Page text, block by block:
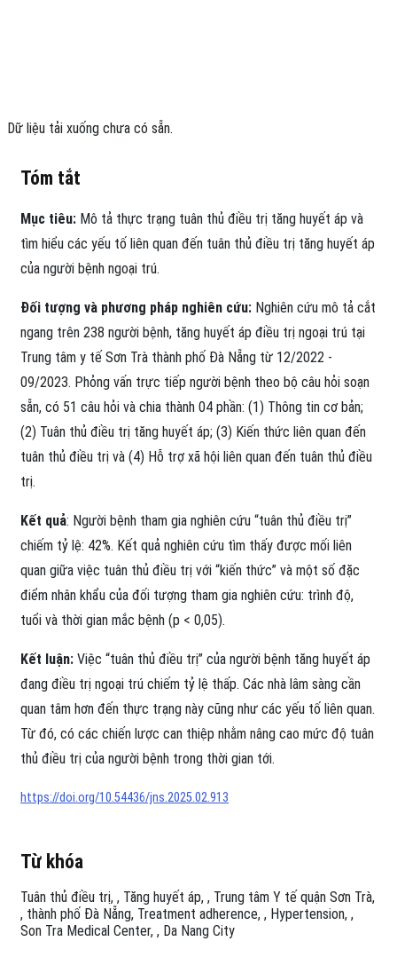
Dữ liệu tải xuống chưa có sẵn.
Tóm tắt
Mục tiêu: Mô tả thực trạng tuân thủ điều trị tăng huyết áp và
tìm hiểu các yếu tố liên quan đến tuân thủ điều trị tăng huyết áp
của người bệnh ngoại trú.
Đối tượng và phương pháp nghiên cứu: Nghiên cứu mô tả cắt
ngang trên 238 người bệnh, tăng huyết áp điều trị ngoại trú tại
Trung tâm y tế Sơn Trà thành phố Đà Nẵng từ 12/2022 -
09/2023. Phỏng vấn trực tiếp người bệnh theo bộ câu hỏi soạn
sẵn, có 51 câu hỏi và chia thành 04 phần: (1) Thông tin cơ bản;
(2) Tuân thủ điều trị tăng huyết áp; (3) Kiến thức liên quan đến
tuân thủ điều trị và (4) Hỗ trợ xã hội liên quan đến tuân thủ điều
trị.
Kết quả: Người bệnh tham gia nghiên cứu “tuân thủ điều trị”
chiếm tỷ lệ: 42%. Kết quả nghiên cứu tìm thấy được mối liên
quan giữa việc tuân thủ điều trị với “kiến thức” và một số đặc
điểm nhân khẩu của đối tượng tham gia nghiên cứu: trình độ,
tuổi và thời gian mắc bệnh (p < 0,05).
Kết luận: Việc “tuân thủ điều trị” của người bệnh tăng huyết áp
đang điều trị ngoại trú chiếm tỷ lệ thấp. Các nhà lâm sàng cần
quan tâm hơn đến thực trạng này cũng như các yếu tố liên quan.
Từ đó, có các chiến lược can thiệp nhằm nâng cao mức độ tuân
thủ điều trị của người bệnh trong thời gian tới.
https://doi.org/10.54436/jns.2025.02.913
Từ khóa
Tuân thủ điều trị , Tăng huyết áp , Trung tâm Y tế quận Sơn Trà
, thành phố Đà Nẵng Treatment adherence , Hypertension ,
Son Tra Medical Center , Da Nang City